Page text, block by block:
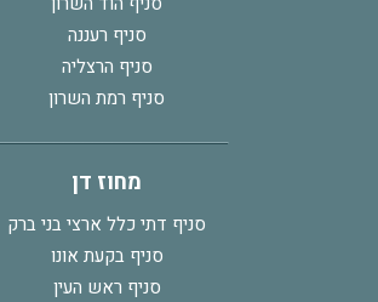
סניף רעננה
סניף הרצליה
סניף רמת השרון
מחוז דן
סניף דתי כלל ארצי בני ברק
סניף בקעת אונו
סניף ראש העין